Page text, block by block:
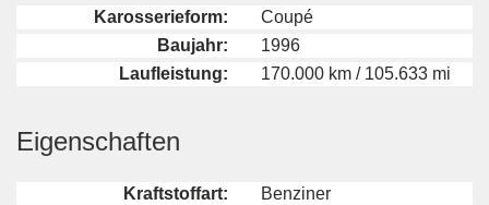
Karosserieform:
Coupé
Baujahr:
1996
Laufleistung:
170.000 km / 105.633 mi
Eigenschaften
Kraftstoffart:
Benziner